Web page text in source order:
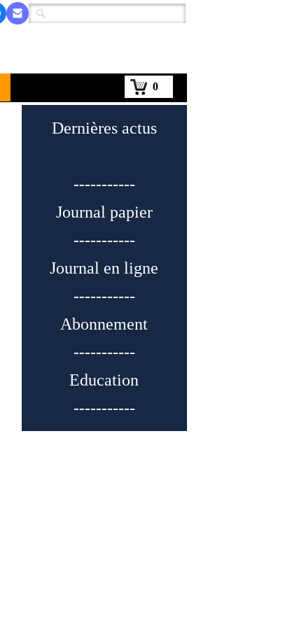
0
Dernières actus
-----------
Journal papier
-----------
Journal en ligne
-----------
Abonnement
-----------
Education
-----------